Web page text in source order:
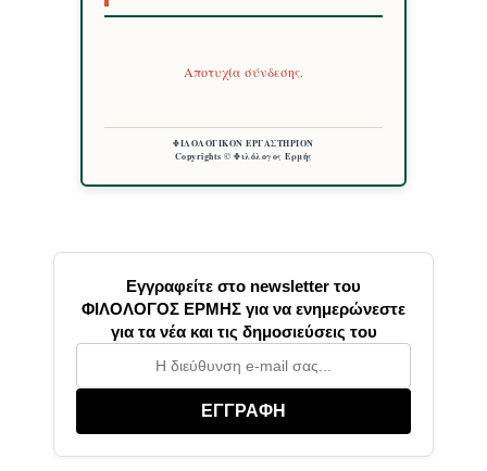
Αποτυχία σύνδεσης.
ΦΙΛΟΛΟΓΙΚΟΝ ΕΡΓΑΣΤΗΡΙΟΝ
Copyrights © Φιλόλογος Ερμής
Εγγραφείτε στο newsletter του
ΦΙΛΟΛΟΓΟΣ ΕΡΜΗΣ για να ενημερώνεστε
για τα νέα και τις δημοσιεύσεις του
ΕΓΓΡΑΦΗ